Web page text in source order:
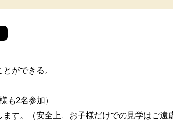
ができる。
も2名参加）
す。（安全上、お子様だけでの見学はご遠